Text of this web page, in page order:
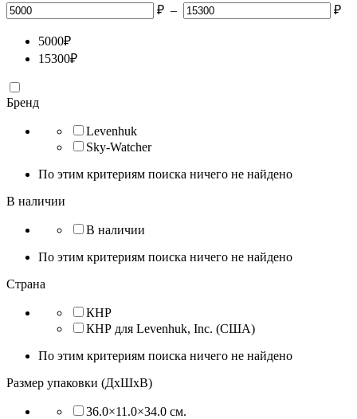
₽ – ₽
5000₽
15300₽
Бренд
Levenhuk
Sky-Watcher
По этим критериям поиска ничего не найдено
В наличии
В наличии
По этим критериям поиска ничего не найдено
Страна
КНР
КНР для Levenhuk, Inc. (США)
По этим критериям поиска ничего не найдено
Размер упаковки (ДхШхВ)
36.0×11.0×34.0 см.